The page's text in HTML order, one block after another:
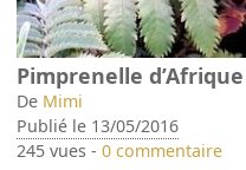
Pimprenelle
De Mimi
Publié le 13/05/2016
245 vues -0 commentaire